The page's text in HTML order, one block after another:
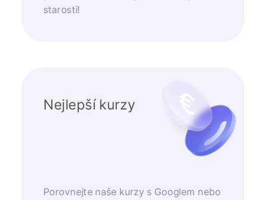
starosti!
Nejlepší kurzy
Porovnejte naše kurzy s Googlem nebo